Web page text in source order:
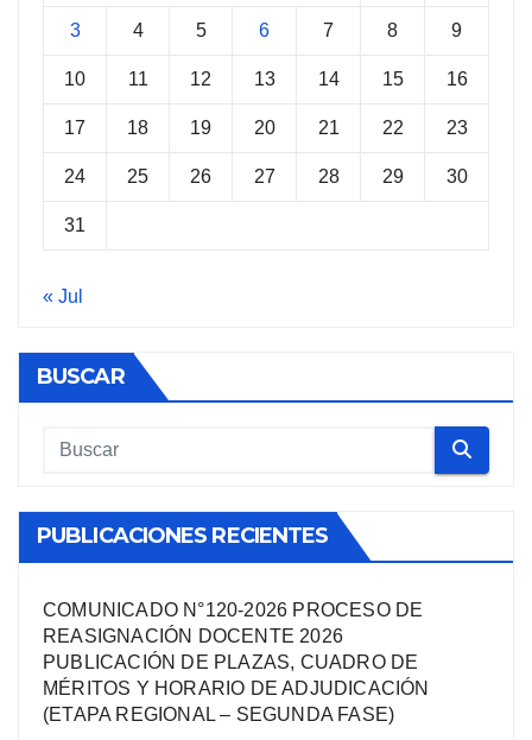
3 4 5 6 7 8 9
10 11 12 13 14 15 16
17 18 19 20 21 22 23
24 25 26 27 28 29 30
31
« Jul
BUSCAR
PUBLICACIONES RECIENTES
COMUNICADO N°120-2026 PROCESO DE
REASIGNACIÓN DOCENTE 2026
PUBLICACIÓN DE PLAZAS, CUADRO DE
MÉRITOS Y HORARIO DE ADJUDICACIÓN
(ETAPA REGIONAL – SEGUNDA FASE)